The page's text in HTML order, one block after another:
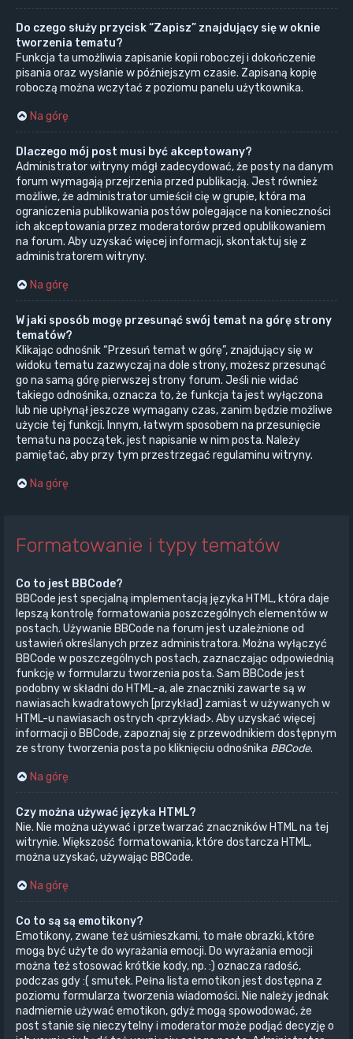
Do czego służy przycisk “Zapisz” znajdujący się w oknie
tworzenia tematu?
Funkcja ta umożliwia zapisanie kopii roboczej i dokończenie
pisania oraz wysłanie w późniejszym czasie. Zapisaną kopię
roboczą można wczytać z poziomu panelu użytkownika.
Na górę
Dlaczego mój post musi być akceptowany?
Administrator witryny mógł zadecydować, że posty na danym
forum wymagają przejrzenia przed publikacją. Jest również
możliwe, że administrator umieścił cię w grupie, która ma
ograniczenia publikowania postów polegające na konieczności
ich akceptowania przez moderatorów przed opublikowaniem
na forum. Aby uzyskać więcej informacji, skontaktuj się z
administratorem witryny.
Na górę
W jaki sposób mogę przesunąć swój temat na górę strony
tematów?
Klikając odnośnik “Przesuń temat w górę”, znajdujący się w
widoku tematu zazwyczaj na dole strony, możesz przesunąć
go na samą górę pierwszej strony forum. Jeśli nie widać
takiego odnośnika, oznacza to, że funkcja ta jest wyłączona
lub nie upłynął jeszcze wymagany czas, zanim będzie możliwe
użycie tej funkcji. Innym, łatwym sposobem na przesunięcie
tematu na początek, jest napisanie w nim posta. Należy
pamiętać, aby przy tym przestrzegać regulaminu witryny.
Na górę
Formatowanie i typy tematów
Co to jest BBCode?
BBCode jest specjalną implementacją języka HTML, która daje
lepszą kontrolę formatowania poszczególnych elementów w
postach. Używanie BBCode na forum jest uzależnione od
ustawień określanych przez administratora. Można wyłączyć
BBCode w poszczególnych postach, zaznaczając odpowiednią
funkcję w formularzu tworzenia posta. Sam BBCode jest
podobny w składni do HTML-a, ale znaczniki zawarte są w
nawiasach kwadratowych [przykład] zamiast w używanych w
HTML-u nawiasach ostrych <przykład>. Aby uzyskać więcej
informacji o BBCode, zapoznaj się z przewodnikiem dostępnym
ze strony tworzenia posta po kliknięciu odnośnika BBCode.
Na górę
Czy można używać języka HTML?
Nie. Nie można używać i przetwarzać znaczników HTML na tej
witrynie. Większość formatowania, które dostarcza HTML,
można uzyskać, używając BBCode.
Na górę
Co to są są emotikony?
Emotikony, zwane też uśmieszkami, to małe obrazki, które
mogą być użyte do wyrażania emocji. Do wyrażania emocji
można też stosować krótkie kody, np. :) oznacza radość,
podczas gdy :( smutek. Pełna lista emotikon jest dostępna z
poziomu formularza tworzenia wiadomości. Nie należy jednak
nadmiernie używać emotikon, gdyż mogą spowodować, że
post stanie się nieczytelny i moderator może podjąć decyzję o